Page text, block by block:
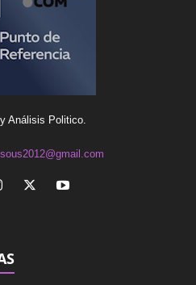
Análisis Politico.